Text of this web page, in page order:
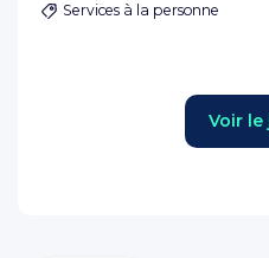
Services à la personne
Voir le